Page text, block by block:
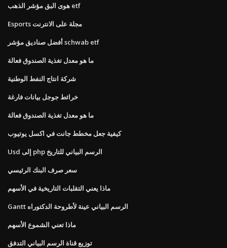
هوى البق مؤشر الذهب etf
Esports مجلة على الانترنت
أفضل صناديق مؤشر schwab etf
ما هو معدل تغذية الصندوق فعالة
شركة انتاج النفط الوطنية
خرائط جوجل بيانات فارغة
ما هو معدل تغذية الصندوق فعالة
كيفية جعل مخطط جانت في اكسل يوتيوب
Usd إلى php الرسم البياني للتاريخ
سعر صرف البنك الرئيسي
ماذا يعني التقلبات التاريخية في الأسهم
Gantt الرسم البياني عينة لأطروحة الدكتوراه
ماذا تعني الشموع الأسهم
توزيع قناة الرسم البياني التدفق